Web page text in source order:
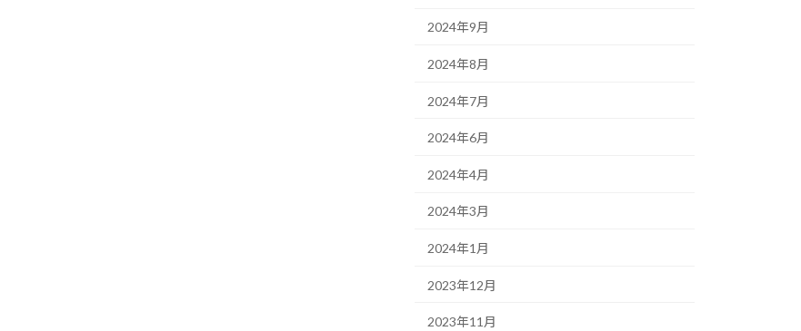
2024年9月
2024年8月
2024年7月
2024年6月
2024年4月
2024年3月
2024年1月
2023年12月
2023年11月